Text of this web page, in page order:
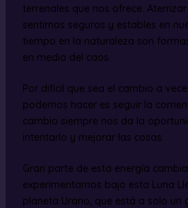
terrenales que nos ofrece.
sentirnos seguros y estables en
tiempo en la naturaleza son
en medio del caos.
Por difícil que sea el cambio a
podemos hacer es seguir la
cambio siempre nos da la
intentarlo y mejorar las cosas.
Gran parte de esta energía
experimentamos bajo esta Luna
planeta Urano, que está a solo un